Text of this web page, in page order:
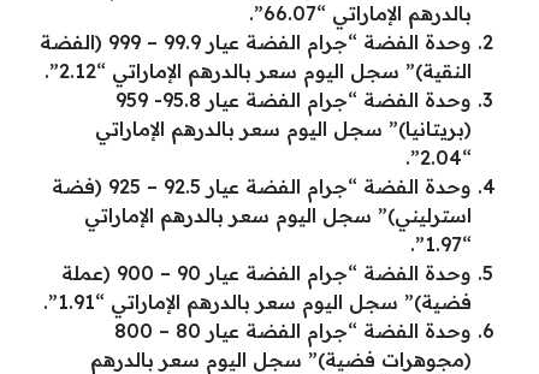
بالدرهم الإماراتي “66.07”.
وحدة الفضة “جرام الفضة عيار 99.9 – 999 (الفضة
النقية)” سجل اليوم سعر بالدرهم الإماراتي “2.12”.
وحدة الفضة “جرام الفضة عيار 95.8- 959
(بريتانيا)” سجل اليوم سعر بالدرهم الإماراتي
“2.04”.
وحدة الفضة “جرام الفضة عيار 92.5 – 925 (فضة
استرليني)” سجل اليوم سعر بالدرهم الإماراتي
“1.97”.
وحدة الفضة “جرام الفضة عيار 90 – 900 (عملة
فضية)” سجل اليوم سعر بالدرهم الإماراتي “1.91”.
وحدة الفضة “جرام الفضة عيار 80 – 800
(مجوهرات فضية)” سجل اليوم سعر بالدرهم